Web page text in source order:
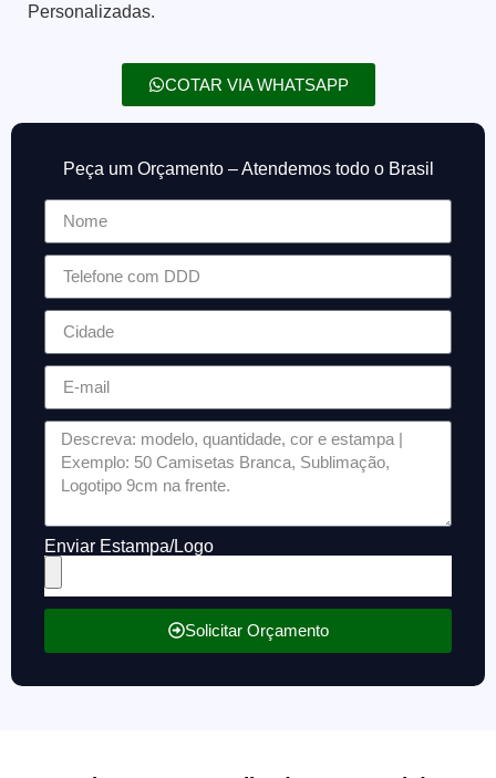
Personalizadas.
COTAR VIA WHATSAPP
Peça um Orçamento – Atendemos todo o Brasil
Enviar Estampa/Logo
Solicitar Orçamento